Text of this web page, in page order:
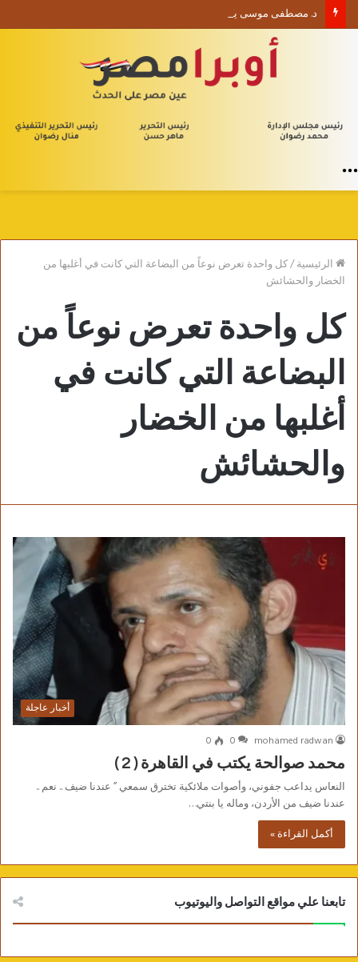
د. مصطفى موسى يكتب الأربعون الإدارية (1) من يلا إدارة
الرئيسية/كل واحدة تعرض نوعاً من البضاعة التي كانت في أغلبها من
الخضار والحشائش
كل واحدة تعرض نوعاً من
البضاعة التي كانت في
أغلبها من الخضار
والحشائش
أخبار عاجلة
mohamed radwan
0
0
محمد صوالحة يكتب في القاهرة ( 2 )
النعاس يداعب جفوني، وأصوات ملائكية تخترق سمعي ” عندنا ضيف .. نعم ..
عندنا ضيف من الأردن، وماله يا بنتي…
أكمل القراءة »
تابعنا علي مواقع التواصل واليوتيوب